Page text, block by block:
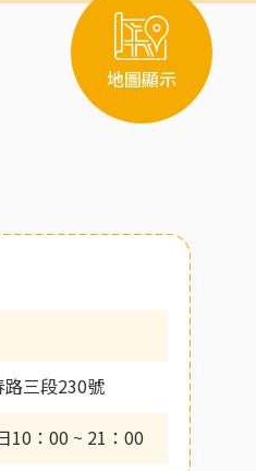
地圖顯示
三段230號
10：00 ~ 21：00